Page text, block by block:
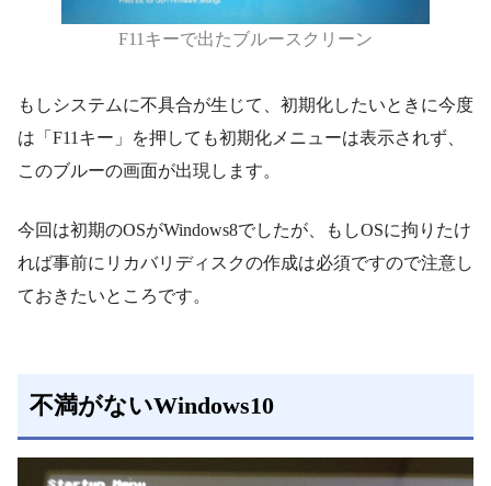
F11キーで出たブルースクリーン
もしシステムに不具合が生じて、初期化したいときに今度
は「F11キー」を押しても初期化メニューは表示されず、
このブルーの画面が出現します。
今回は初期のOSがWindows8でしたが、もしOSに拘りたけ
れば事前にリカバリディスクの作成は必須ですので注意し
ておきたいところです。
不満がないWindows10